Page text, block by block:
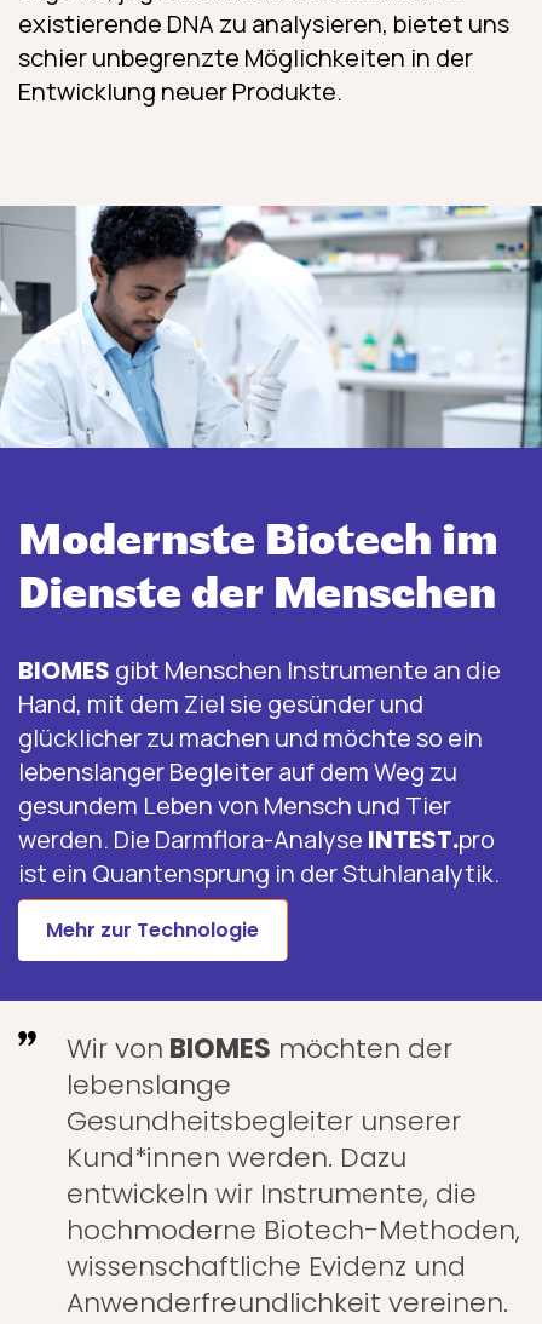
existierende DNA zu analysieren, bietet uns
schier unbegrenzte Möglichkeiten in der
Entwicklung neuer Produkte.
Modernste Biotech im
Dienste der Menschen
BIOMES gibt Menschen Instrumente an die
Hand, mit dem Ziel sie gesünder und
glücklicher zu machen und möchte so ein
lebenslanger Begleiter auf dem Weg zu
gesundem Leben von Mensch und Tier
werden. Die Darmflora-Analyse INTEST.pro
ist ein Quantensprung in der Stuhlanalytik.
Mehr zur Technologie
Wir von BIOMES möchten der
lebenslange
Gesundheitsbegleiter unserer
Kund*innen werden. Dazu
entwickeln wir Instrumente, die
hochmoderne Biotech-Methoden,
wissenschaftliche Evidenz und
Anwenderfreundlichkeit vereinen.